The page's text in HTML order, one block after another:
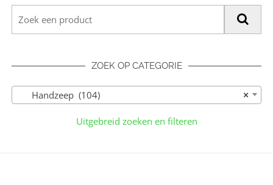
ZOEK OP CATEGORIE
×
Handzeep (104)
Uitgebreid zoeken en filteren